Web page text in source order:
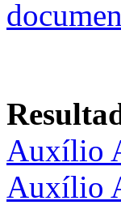
Auxílio
Auxílio